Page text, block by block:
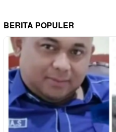
BERITA POPULER